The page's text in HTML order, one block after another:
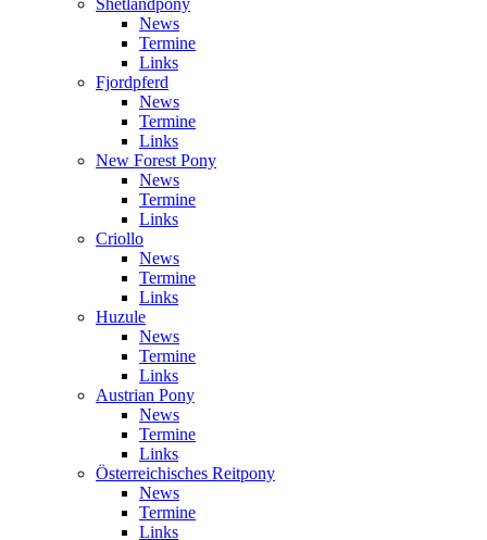
Shetlandpony
News
Termine
Links
Fjordpferd
News
Termine
Links
New Forest Pony
News
Termine
Links
Criollo
News
Termine
Links
Huzule
News
Termine
Links
Austrian Pony
News
Termine
Links
Österreichisches Reitpony
News
Termine
Links